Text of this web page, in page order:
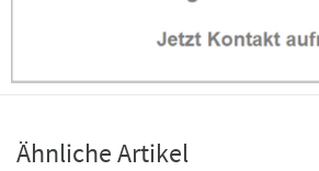
Ähnliche Artikel